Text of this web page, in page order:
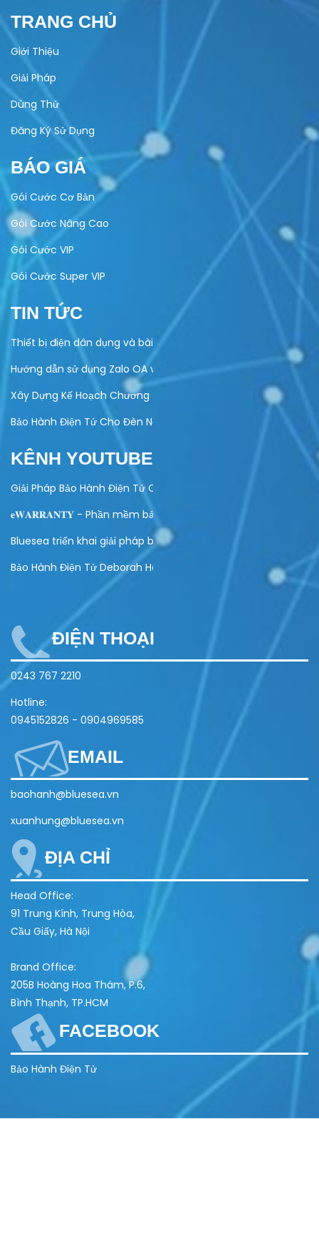
TRANG CHỦ
Giới Thiệu
Giải Pháp
Dùng Thử
Đăng Ký Sử Dụng
BÁO GIÁ
Gói Cước Cơ Bản
Gói Cước Nâng Cao
Gói Cước VIP
Gói Cước Super VIP
TIN TỨC
Thiết bị điện dân dụng và bài toán quản lý bảo hành
Hướng dẫn sử dụng Zalo OA vào hoạt động kinh doanh của
Xây Dựng Kế Hoạch Chương Trình Khuyến Mại Trực Tuyến
Bảo Hành Điện Tử Cho Đèn Năng Lượng Mặt Trời – Giải Pháp
KÊNH YOUTUBE
Giải Pháp Bảo Hành Điện Tử Cho Ngành Điện Máy
𝐞𝐖𝐀𝐑𝐑𝐀𝐍𝐓𝐘 - Phần mềm bảo hành điện tử toàn diện
Bluesea triển khai giải pháp bảo hành điện tử cho Olivo
Bảo Hành Điện Tử Deborah Home
ĐIỆN THOẠI
0243 767 2210
Hotline:
0945152826 - 0904969585
EMAIL
baohanh@bluesea.vn
xuanhung@bluesea.vn
ĐỊA CHỈ
Head Office:
91 Trung Kính, Trung Hòa,
Cầu Giấy, Hà Nội
Brand Office:
205B Hoàng Hoa Thám, P.6,
Bình Thạnh, TP.HCM
FACEBOOK
Bảo Hành Điện Tử